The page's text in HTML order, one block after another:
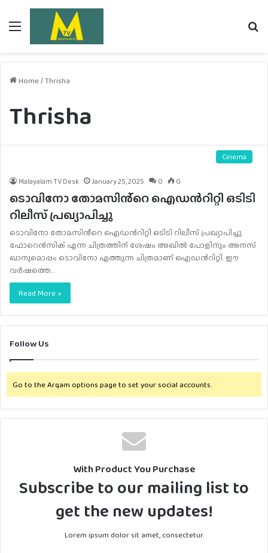
Home/Thrisha
Thrisha
Cinema
Malayalam TV Desk January 25, 2025 0 0
ടൊവിനോ തോമസിൻ്റെ ഐഡന്‍റിറ്റി ഒടിടി
റിലീസ് പ്രഖ്യാപിച്ചു
ടൊവിനോ തോമസിൻ്റെ ഐഡന്‍റിറ്റി ഒടിടി റിലീസ് പ്രഖ്യാപിച്ചു.
ഫോറെന്‍സിക് എന്ന ചിത്രത്തിന് ശേഷം അഖില്‍ പോളിനും അനസ്
ഖാനുമൊപ്പം ടൊവിനോ എത്തുന്ന ചിത്രമാണ് ഐഡന്‍റിറ്റി. ഈ
വര്‍ഷത്തെ…
Read More »
Follow Us
Go to the Arqam options page to set your social accounts.
With Product You Purchase
Subscribe to our mailing list to
get the new updates!
Lorem ipsum dolor sit amet, consectetur.